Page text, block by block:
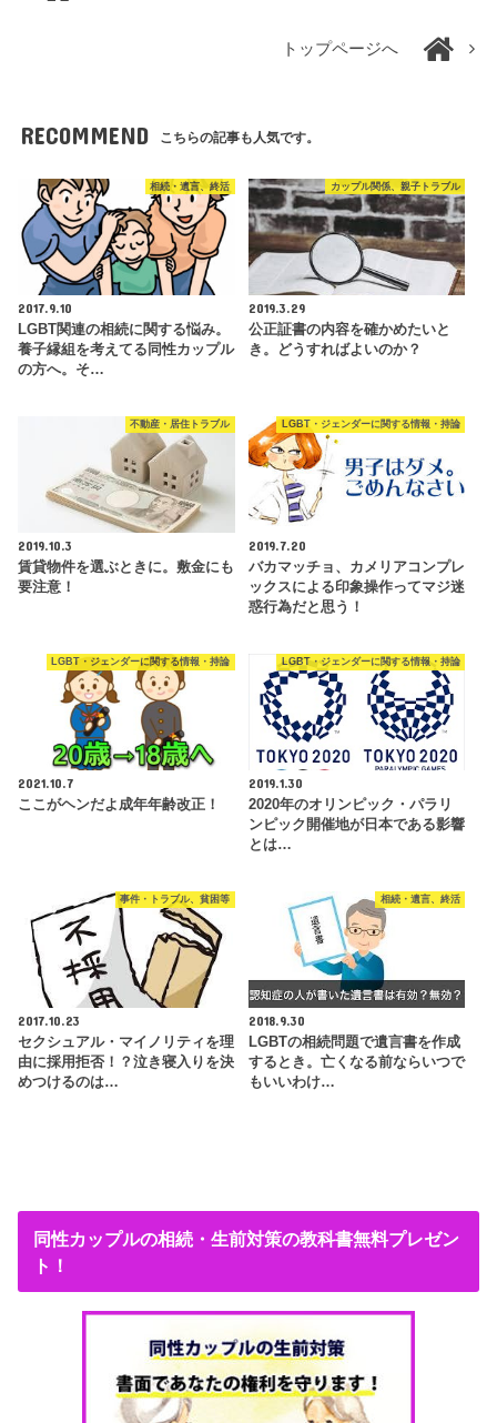
トップページへ
RECOMMEND こちらの記事も人気です。
相続・遺言、終活
2017.9.10
LGBT関連の相続に関する悩み。
養子縁組を考えてる同性カップル
の方へ。そ…
カップル関係、親子トラブル
2019.3.29
公正証書の内容を確かめたいと
き。どうすればよいのか？
不動産・居住トラブル
2019.10.3
賃貸物件を選ぶときに。敷金にも
要注意！
LGBT・ジェンダーに関する情報・持論
2019.7.20
バカマッチョ、カメリアコンプレ
ックスによる印象操作ってマジ迷
惑行為だと思う！
LGBT・ジェンダーに関する情報・持論
2021.10.7
ここがヘンだよ成年年齢改正！
LGBT・ジェンダーに関する情報・持論
2019.1.30
2020年のオリンピック・パラリ
ンピック開催地が日本である影響
とは…
事件・トラブル、貧困等
2017.10.23
セクシュアル・マイノリティを理
由に採用拒否！？泣き寝入りを決
めつけるのは…
相続・遺言、終活
2018.9.30
LGBTの相続問題で遺言書を作成
するとき。亡くなる前ならいつで
もいいわけ…
同性カップルの相続・生前対策の教科書無料プレゼン
ト！